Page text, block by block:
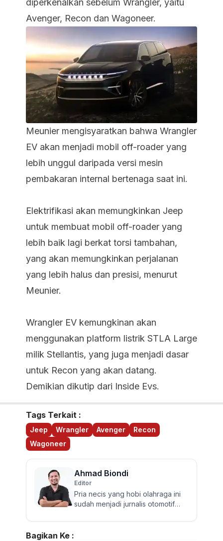
diperkenalkan sebelum Wrangler, yaitu
Avenger, Recon dan Wagoneer.
Meunier mengisyaratkan bahwa Wrangler
EV akan menjadi mobil off-roader yang
lebih unggul daripada versi mesin
pembakaran internal bertenaga saat ini.
Elektrifikasi akan memungkinkan Jeep
untuk membuat mobil off-roader yang
lebih baik lagi berkat torsi tambahan,
yang akan memungkinkan perjalanan
yang lebih halus dan presisi, menurut
Meunier.
Wrangler EV kemungkinan akan
menggunakan platform listrik STLA Large
milik Stellantis, yang juga menjadi dasar
untuk Recon yang akan datang.
Demikian dikutip dari Inside Evs.
Tags Terkait :
Jeep Wrangler Avenger
Recon
Wagoneer
Ahmad Biondi
Editor
Pria necis yang hobi olahraga ini
sudah menjadi jurnalis otomotif
menguji dan mereview banyak...
Bagikan Ke :